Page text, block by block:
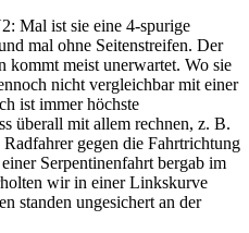
Mal ist sie eine 4-spurige
mal ohne Seitenstreifen. Der
kommt meist unerwartet. Wo sie
nicht vergleichbar mit einer
ist immer höchste
überall mit allem rechnen, z. B.
gegen die Fahrtrichtung
Serpentinenfahrt bergab im
wir in einer Linkskurve
standen ungesichert an der